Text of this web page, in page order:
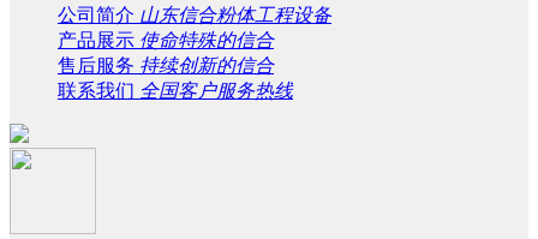
公司简介 山东信合粉体工程设备
产品展示 使命特殊的信合
售后服务 持续创新的信合
联系我们 全国客户服务热线